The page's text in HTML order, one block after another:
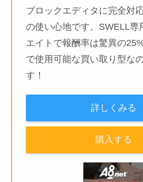
ブロックエディタに完全対
の使い心地です。SWELL専
エイトで報酬率は驚異の
で使用可能な買い取り型な
す！
詳しくみる
購入する